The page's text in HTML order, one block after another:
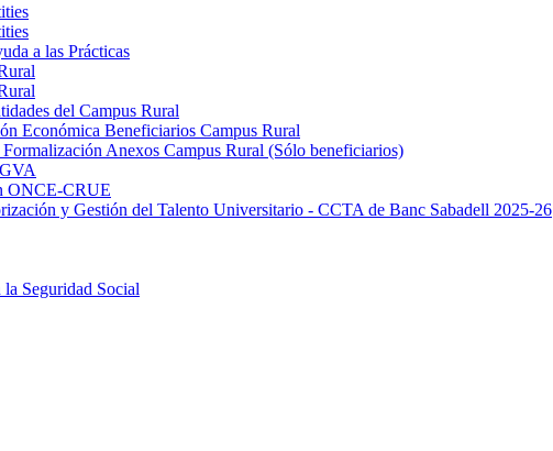
a las Prácticas
del Campus Rural
Económica Beneficiarios Campus Rural
Anexos Campus Rural (Sólo beneficiarios)
ONCE-CRUE
y Gestión del Talento Universitario - CCTA de Banc Sabadell 2025-26
Seguridad Social